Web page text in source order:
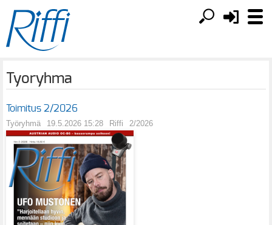
Tyoryhma
Toimitus 2/2026
Työryhmä 19.5.2026 15:28 Riffi 2/2026